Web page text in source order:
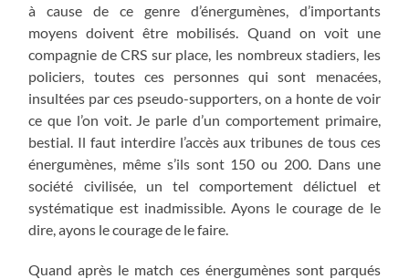
à cause de ce genre d’énergumènes, d’importants
moyens doivent être mobilisés. Quand on voit une
compagnie de CRS sur place, les nombreux stadiers, les
policiers, toutes ces personnes qui sont menacées,
insultées par ces pseudo-supporters, on a honte de voir
ce que l’on voit. Je parle d’un comportement primaire,
bestial. Il faut interdire l’accès aux tribunes de tous ces
énergumènes, même s’ils sont 150 ou 200. Dans une
société civilisée, un tel comportement délictuel et
systématique est inadmissible. Ayons le courage de le
dire, ayons le courage de le faire.
Quand après le match ces énergumènes sont parqués